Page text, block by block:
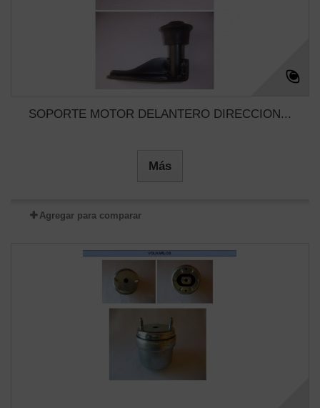
SOPORTE MOTOR DELANTERO DIRECCION...
Más
Agregar para comparar